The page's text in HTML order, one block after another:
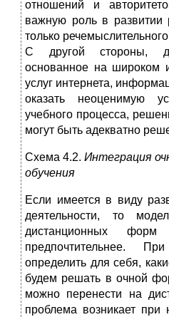
отношений и
важную роль в развитии
только
С другой стороны,
основанное на широком
услуг интернета,
оказать неоценимую
учебного процесса,
могут быть адекватно
Схема 4.2. Интеграция
обучения
Если имеется в виду
деятельности, то
дистанционных форм
предпочти­тельнее.
определить для себя,
будем решать в очной
можно пере­нести на
проблема возникает при